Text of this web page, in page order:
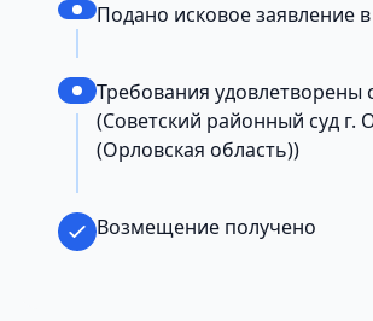
Подано исковое заявление в
Требования удовлетворены
(Советский районный суд г.
(Орловская область))
Возмещение получено